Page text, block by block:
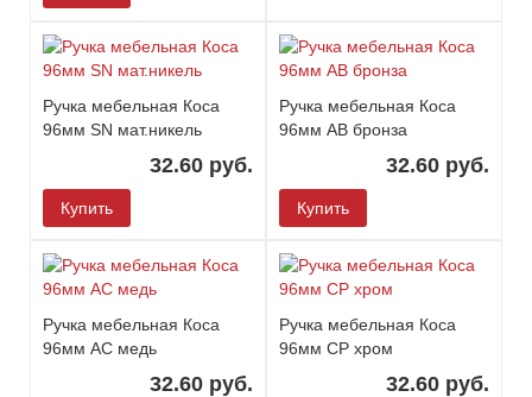
Ручка мебельная Коса
96мм SN мат.никель
32.60 руб.
Купить
Ручка мебельная Коса
96мм АВ бронза
32.60 руб.
Купить
Ручка мебельная Коса
96мм АС медь
32.60 руб.
Ручка мебельная Коса
96мм СР хром
32.60 руб.